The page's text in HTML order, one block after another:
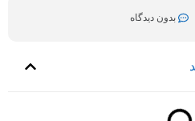
بدون دیدگاه